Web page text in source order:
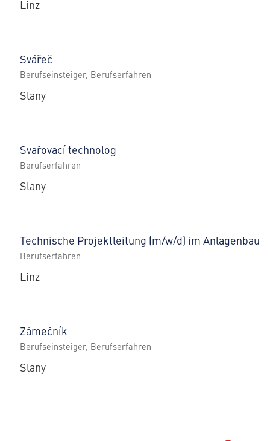
Linz
Svářeč
Berufseinsteiger, Berufserfahren
Slany
Svařovací technolog
Berufserfahren
Slany
Technische Projektleitung (m/w/d) im Anlagenbau
Berufserfahren
Linz
Zámečník
Berufseinsteiger, Berufserfahren
Slany